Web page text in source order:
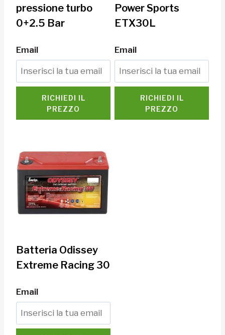
pressione turbo
0+2.5 Bar
Email
RICHIEDI IL
PREZZO
Power Sports
ETX30L
Email
RICHIEDI IL
PREZZO
Batteria Odissey
Extreme Racing 30
Email